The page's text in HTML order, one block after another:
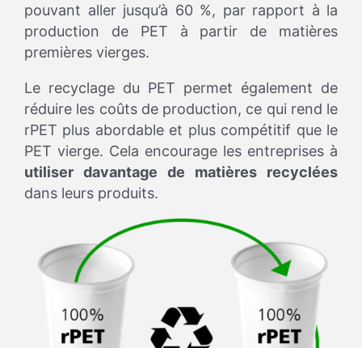
pouvant aller jusqu’à 60 %, par rapport à la
production de PET à partir de matières
premières vierges.
Le recyclage du PET permet également de
réduire les coûts de production, ce qui rend le
rPET plus abordable et plus compétitif que le
PET vierge. Cela encourage les entreprises à
utiliser davantage de matières recyclées
dans leurs produits.